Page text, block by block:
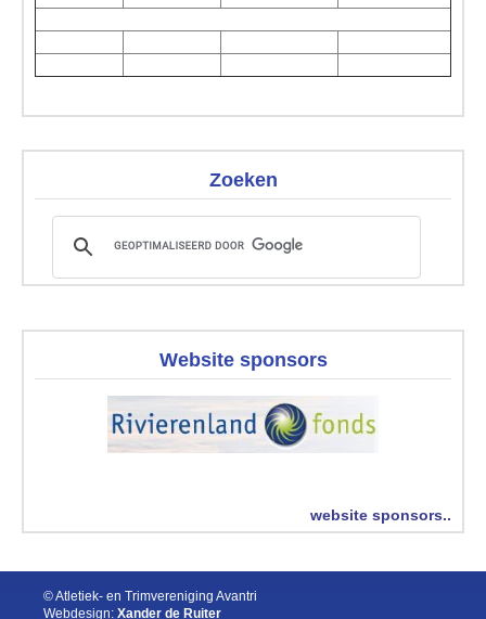
Zoeken
Website sponsors
website sponsors..
© Atletiek- en Trimvereniging Avantri
Webdesign: Xander de Ruiter